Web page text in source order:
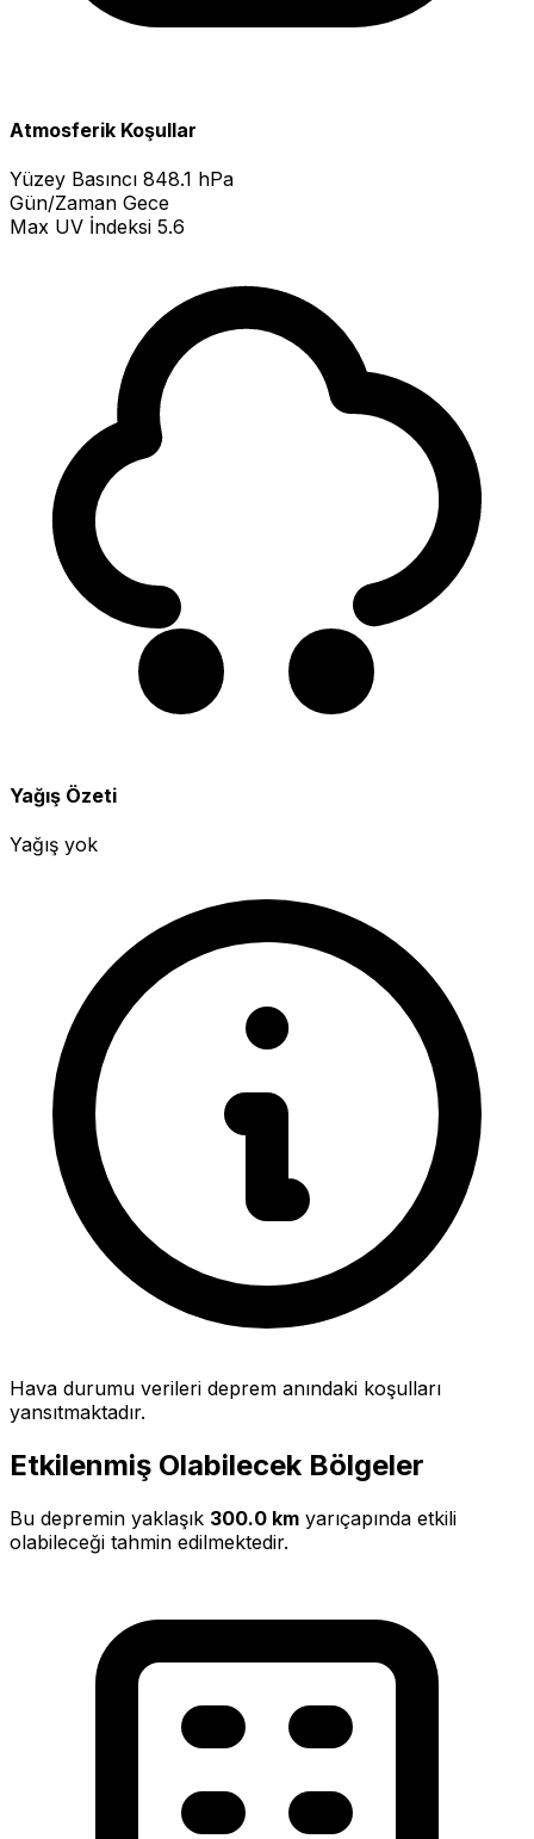
Atmosferik Koşullar
Yüzey Basıncı 848.1 hPa
Gün/Zaman Gece
Max UV İndeksi 5.6
Yağış Özeti
Yağış yok
Hava durumu verileri deprem anındaki koşulları
yansıtmaktadır.
Etkilenmiş Olabilecek Bölgeler
Bu depremin yaklaşık 300.0 km yarıçapında etkili
olabileceği tahmin edilmektedir.